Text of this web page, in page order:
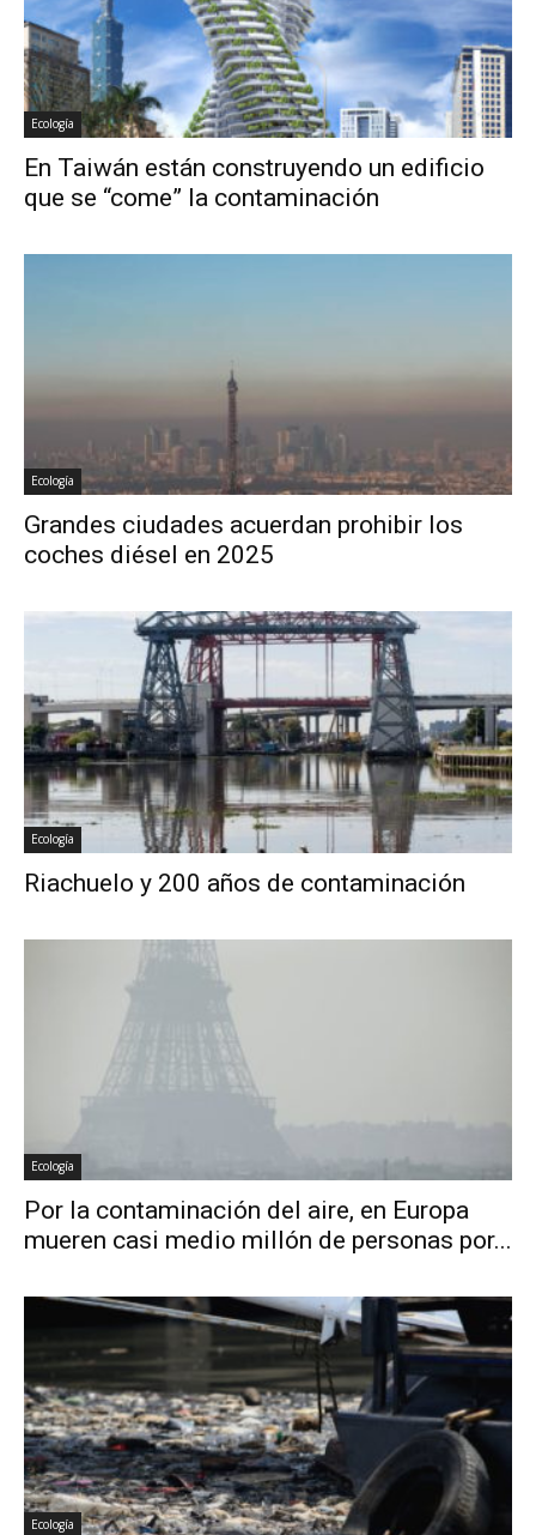
Ecología
En Taiwán están construyendo un edificio
que se “come” la contaminación
Ecología
Grandes ciudades acuerdan prohibir los
coches diésel en 2025
Ecología
Riachuelo y 200 años de contaminación
Ecología
Por la contaminación del aire, en Europa
mueren casi medio millón de personas por...
Ecología